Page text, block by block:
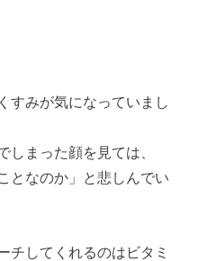
すみが気になっていまし
しまった顔を見ては、
となのか」と悲しんでい
チしてくれるのはビタミ